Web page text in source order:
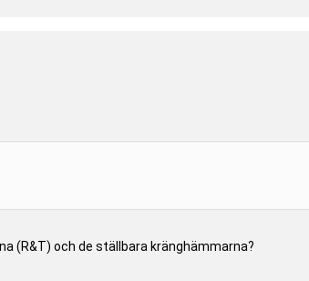
(R&T) och de ställbara kränghämmarna?